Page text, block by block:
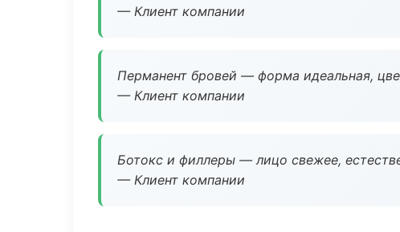
— Клиент компании
Перманент бровей — форма идеальная,
— Клиент компании
Ботокс и филлеры — лицо свежее,
— Клиент компании